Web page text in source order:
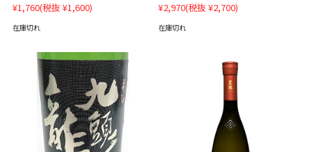
¥1,760(税抜 ¥1,600)
在庫切れ
¥2,970(税抜 ¥2,700)
在庫切れ